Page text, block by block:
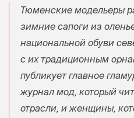
Тюменские модельеры
зимние сапоги из
национальной обуви
с их традиционным
публикует главное
журнал мод, который
отрасли, и женщины,